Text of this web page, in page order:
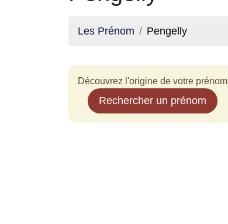
Les Prénom Pengelly
Découvrez l'origine de votre prénom
Rechercher un prénom